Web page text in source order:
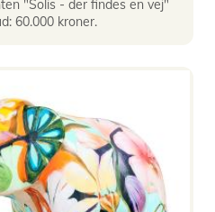
"Solis - der findes en vej"
60.000 kroner.